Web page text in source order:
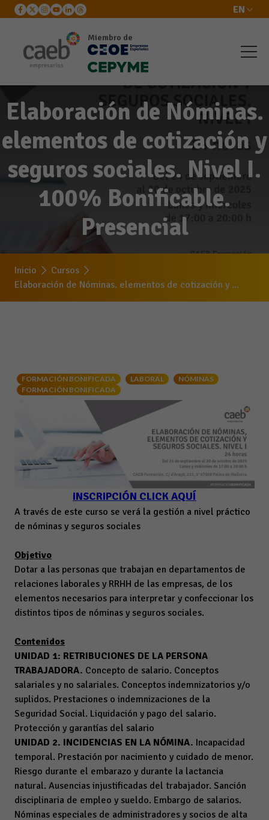
EN
Miembro de
Elaboración de Nóminas.
elementos de cotización y
seguros sociales. Nivel I.
100% Bonificable.
Presencial
Inicio
Cursos
Elaboración de Nóminas. elementos de cotización y ...
FORMACIÓN BONIFICADA LABORAL
NÓMINAS
FORMACIÓN BONIFICADA
INSCRIPCIÓN CLICK AQUÍ
A través de este curso se verá la gestión a nivel práctico
de nóminas y seguros sociales
Objetivo
Dotar a las personas que trabajan en departamentos de
relaciones laborales y RRHH de las empresas, de los
elementos necesarios para interpretar y confeccionar los
distintos tipos de nóminas y seguros sociales.
Contenidos
UNIDAD 1: RETRIBUCIONES DE LA PERSONA
TRABAJADORA. Concepto de salario. Conceptos
salariales y no salariales. Conceptos indemnizatorios y/o
suplidos. Prestaciones o indemnizaciones de la
Seguridad Social. Liquidación y pago del salario.
Protección y garantías del salario
UNIDAD 2. INCIDENCIAS EN LA NÓMINA. Incapacidad
temporal. Prestación por nacimiento y cuidado de menor.
Riesgo durante el embarazo y durante la lactancia
natural. Ausencias injustificadas del trabajador. Sanción
disciplinaria de empleo y sueldo. Embargo de salarios.
Nóminas especiales de administradores y socios de alta